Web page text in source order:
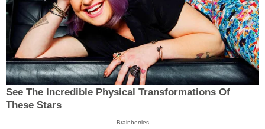
See The Incredible Physical Transformations Of
These Stars
Brainberries